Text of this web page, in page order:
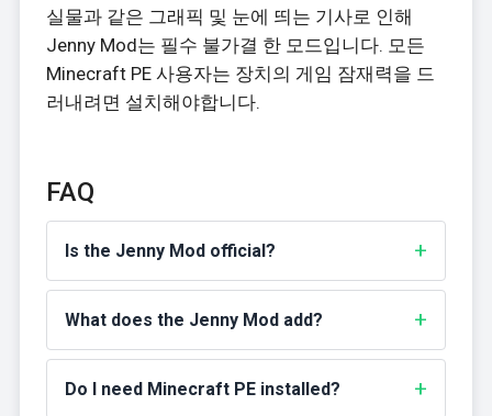
실물과 같은 그래픽 및 눈에 띄는 기사로 인해
Jenny Mod는 필수 불가결 한 모드입니다. 모든
Minecraft PE 사용자는 장치의 게임 잠재력을 드
러내려면 설치해야합니다.
FAQ
Is the Jenny Mod official?
What does the Jenny Mod add?
Do I need Minecraft PE installed?